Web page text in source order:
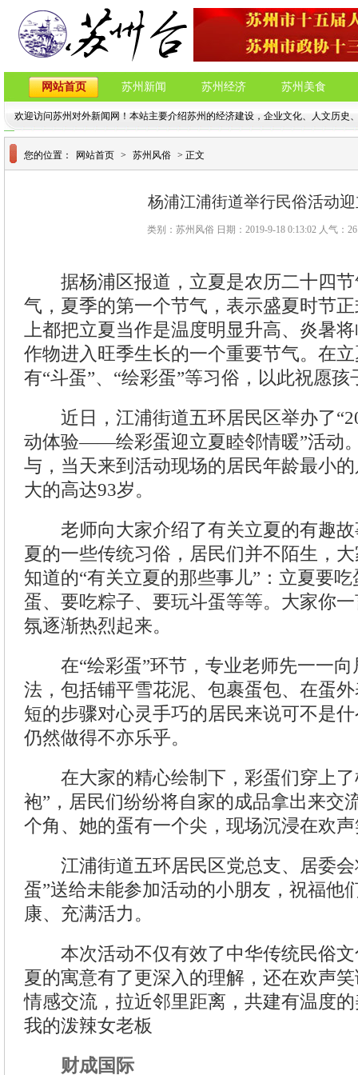
网站首页 苏州新闻 苏州经济 苏州美食
欢迎访问苏州对外新闻网！本站主要介绍苏州的经济建设，企业文化、人文历史
您的位置： 网站首页 > 苏州风俗 > 正文
杨浦江浦街道举行民俗活动
类别：苏州风俗 日期：2019-9-18 0:13:02 人气： 26
据杨浦区报道，立夏是农历二十四节
气，夏季的第一个节气，表示盛夏时节
上都把立夏当作是温度明显升高、炎暑
作物进入旺季生长的一个重要节气。在
有“斗蛋”、“绘彩蛋”等习俗，以此祝愿
近日，江浦街道五环居民区举办了
动体验——绘彩蛋迎立夏睦邻情暖”活动
与，当天来到活动现场的居民年龄最小
大的高达93岁。
老师向大家介绍了有关立夏的有趣故
夏的一些传统习俗，居民们并不陌生，
知道的“有关立夏的那些事儿”：立夏要
蛋、要吃粽子、要玩斗蛋等等。大家你
氛逐渐热烈起来。
在“绘彩蛋”环节，专业老师先一一向
法，包括铺平雪花泥、包裹蛋包、在蛋
短的步骤对心灵手巧的居民来说可不是
仍然做得不亦乐乎。
在大家的精心绘制下，彩蛋们穿上了
袍”，居民们纷纷将自家的成品拿出来交
个角、她的蛋有一个尖，现场沉浸在欢
江浦街道五环居民区党总支、居委会
蛋”送给未能参加活动的小朋友，祝福他
康、充满活力。
本次活动不仅有效了中华传统民俗文
夏的寓意有了更深入的理解，还在欢声
情感交流，拉近邻里距离，共建有温度
我的泼辣女老板
财成国际